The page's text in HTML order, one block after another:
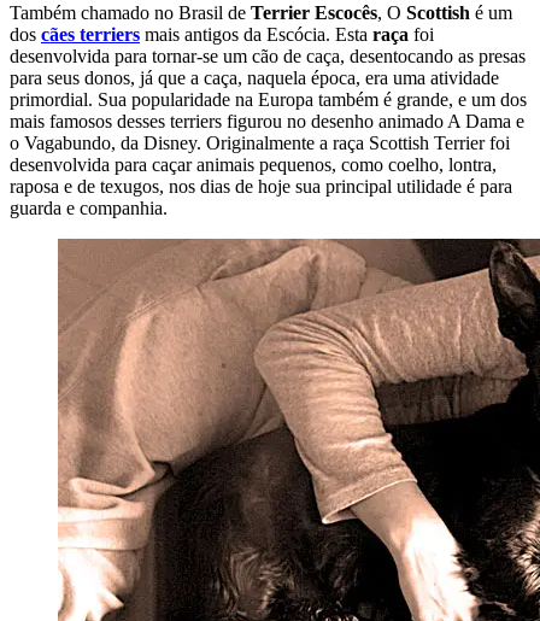
Também chamado no Brasil de Terrier Escocês, O Scottish é um
dos cães terriers mais antigos da Escócia. Esta raça foi
desenvolvida para tornar-se um cão de caça, desentocando as presas
para seus donos, já que a caça, naquela época, era uma atividade
primordial. Sua popularidade na Europa também é grande, e um dos
mais famosos desses terriers figurou no desenho animado A Dama e
o Vagabundo, da Disney. Originalmente a raça Scottish Terrier foi
desenvolvida para caçar animais pequenos, como coelho, lontra,
raposa e de texugos, nos dias de hoje sua principal utilidade é para
guarda e companhia.